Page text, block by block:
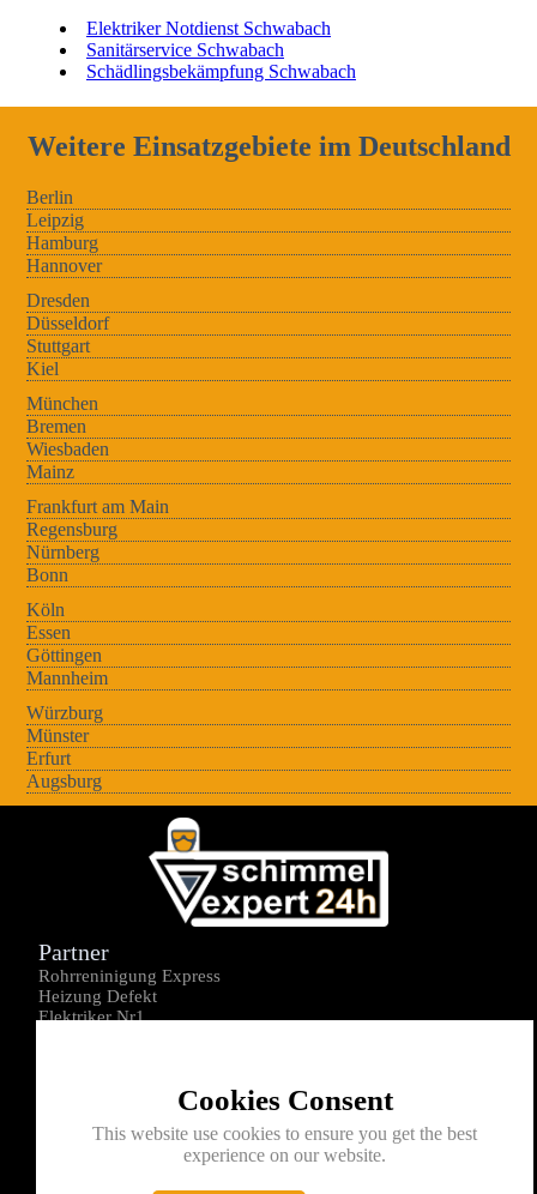
Elektriker Notdienst Schwabach
Sanitärservice Schwabach
Schädlingsbekämpfung Schwabach
Weitere Einsatzgebiete im Deutschland
Berlin
Leipzig
Hamburg
Hannover
Dresden
Düsseldorf
Stuttgart
Kiel
München
Bremen
Wiesbaden
Mainz
Frankfurt am Main
Regensburg
Nürnberg
Bonn
Köln
Essen
Göttingen
Mannheim
Würzburg
Münster
Erfurt
Augsburg
Cookies Consent
This website use cookies to ensure you get the best
experience on our website.
Partner
Rohrreninigung Express
Heizung Defekt
Elektriker Nr1
Kontakt